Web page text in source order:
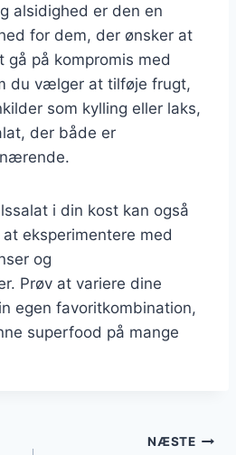
alsidighed er den en
for dem, der ønsker at
gå på kompromis med
du vælger at tilføje frugt,
som kylling eller laks,
der både er
i din kost kan også
eksperimentere med
og
Prøv at variere dine
egen favoritkombination,
superfood på mange
NÆSTE